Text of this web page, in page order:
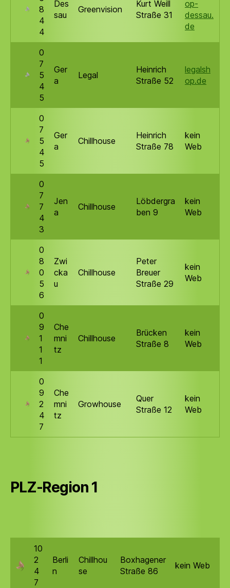
8
4
4
Des
sau
Greenvision
Kurt Weill
Straße 31
op-
dessau.
de
0
7
5
4
5
Ger
a
Legal
Heinrich
Straße 52
legalsh
op.de
0
7
5
4
5
Ger
a
Chillhouse
Heinrich
Straße 78
kein
Web
0
7
7
4
3
Jen
a
Chillhouse
Löbdergra
ben 9
kein
Web
0
8
0
5
6
Zwi
cka
u
Chillhouse
Peter
Breuer
Straße 29
kein
Web
0
9
1
1
1
Che
mni
tz
Chillhouse
Brücken
Straße 8
kein
Web
0
9
2
4
7
Che
mni
tz
Growhouse
Quer
Straße 12
kein
Web
PLZ-Region 1
10
2
4
7
Berli
n
Chillhou
se
Boxhagener
Straße 86
kein Web